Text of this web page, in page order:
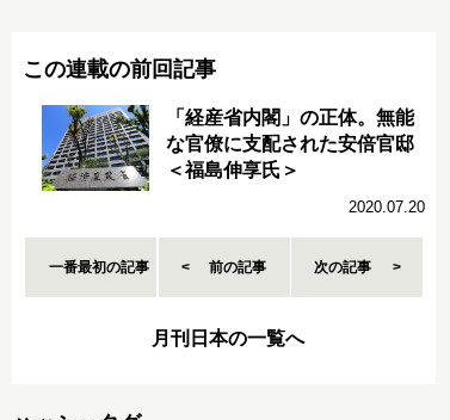
この連載の前回記事
「経産省内閣」の正体。無能
な官僚に支配された安倍官邸
＜福島伸享氏＞
2020.07.20
一番最初の記事 前の記事 次の記事
月刊日本の一覧へ